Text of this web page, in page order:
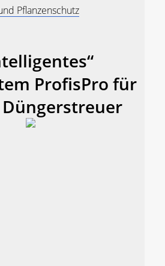
Pflanzenschutz
ProfisPro für